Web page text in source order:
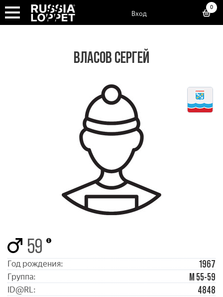
Вход
0
ВЛАСОВ СЕРГЕЙ
59
Год рождения: 1967
Группа: М 55-59
ID@RL: 4848